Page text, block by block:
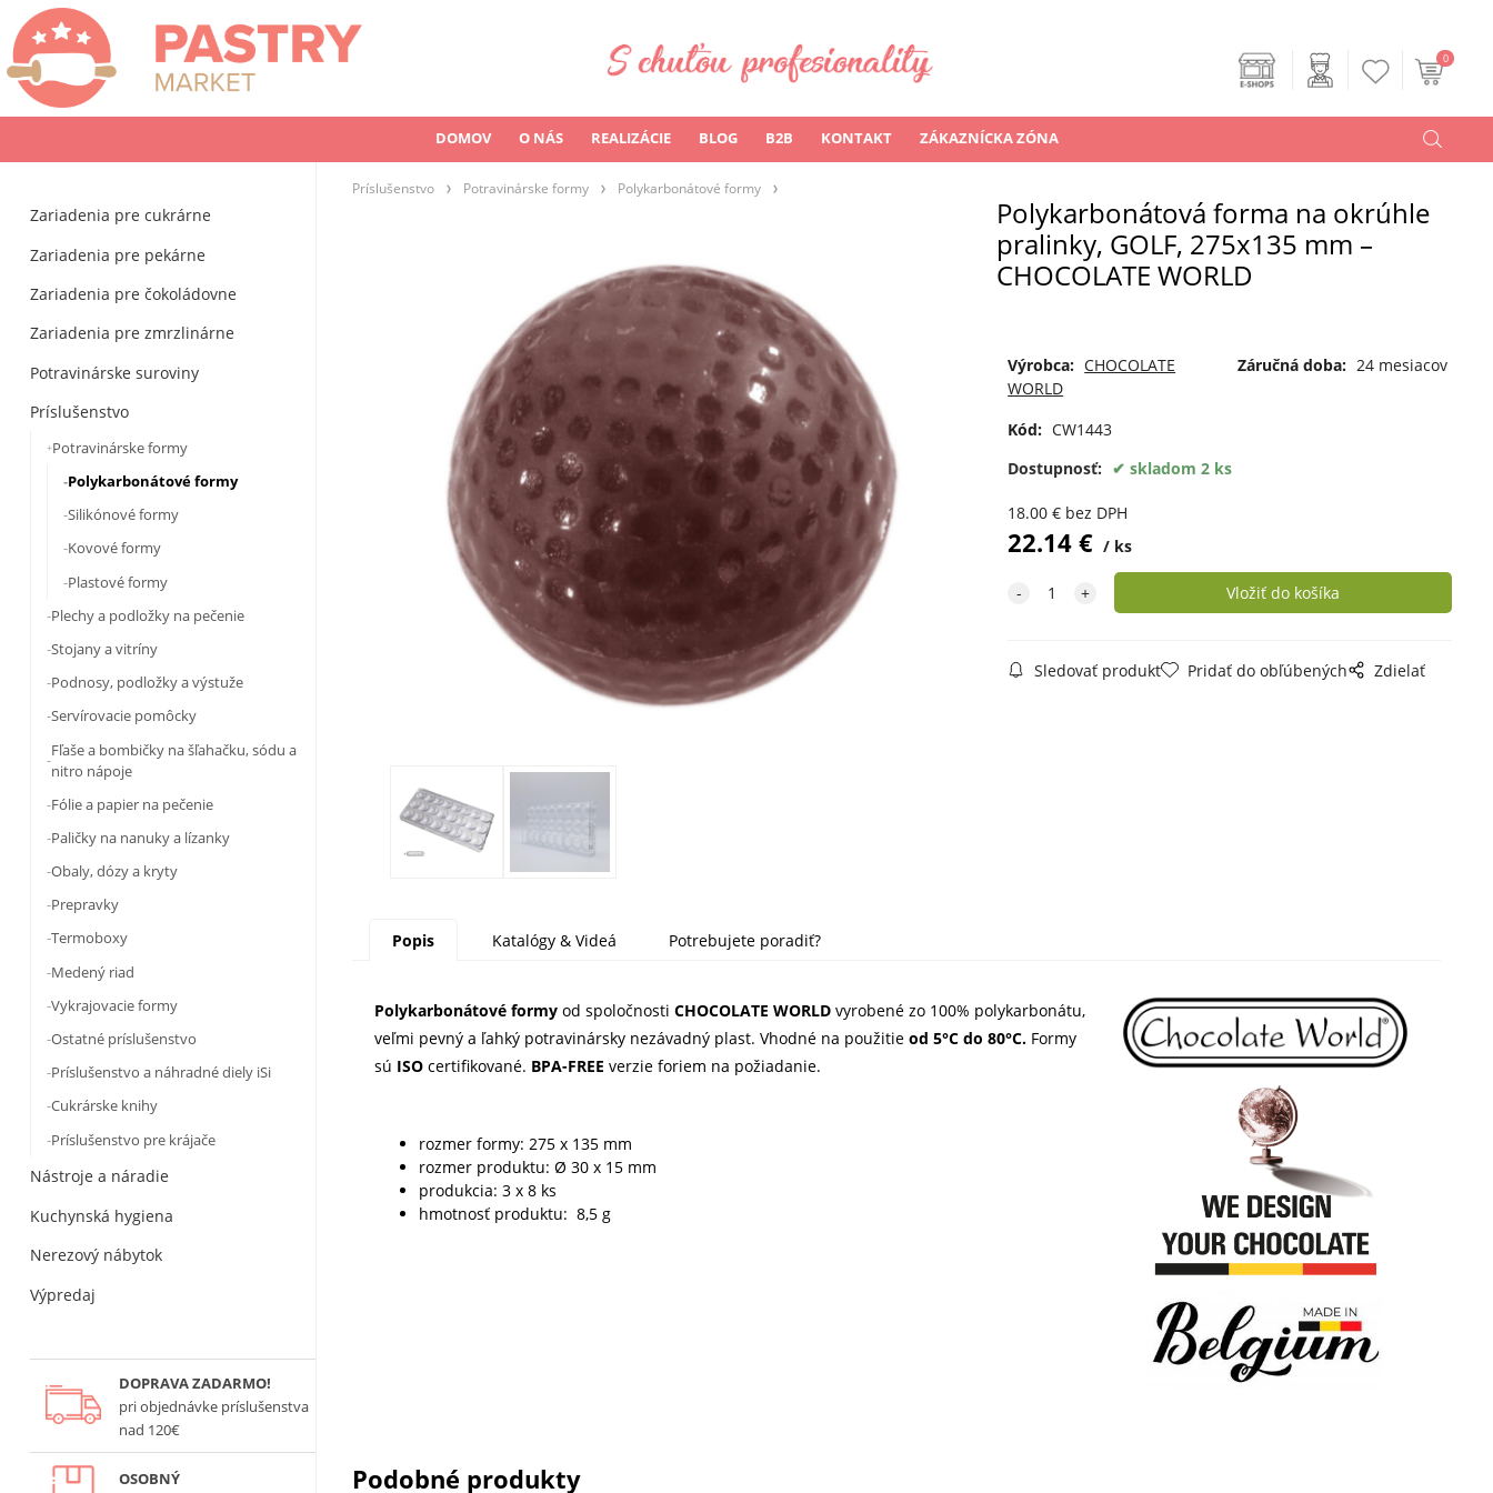
DOMOV O NÁS REALIZÁCIE BLOG B2B KONTAKT ZÁKAZNÍCKA ZÓNA
0
Zariadenia pre cukrárne
Zariadenia pre pekárne
Zariadenia pre čokoládovne
Zariadenia pre zmrzlinárne
Potravinárske suroviny
Príslušenstvo
Potravinárske formy
Polykarbonátové formy
Silikónové formy
Kovové formy
Plastové formy
Plechy a podložky na pečenie
Stojany a vitríny
Podnosy, podložky a výstuže
Servírovacie pomôcky
Fľaše a bombičky na šľahačku, sódu a
nitro nápoje
Fólie a papier na pečenie
Paličky na nanuky a lízanky
Obaly, dózy a kryty
Prepravky
Termoboxy
Medený riad
Vykrajovacie formy
Ostatné príslušenstvo
Príslušenstvo a náhradné diely iSi
Cukrárske knihy
Príslušenstvo pre krájače
Nástroje a náradie
Kuchynská hygiena
Nerezový nábytok
Výpredaj
DOPRAVA ZADARMO!
pri objednávke príslušenstva
nad 120€
OSOBNÝ
Príslušenstvo Potravinárske formy Polykarbonátové formy
Polykarbonátová forma na okrúhle
pralinky, GOLF, 275x135 mm –
CHOCOLATE WORLD
Výrobca: CHOCOLATE
WORLD
Záručná doba: 24 mesiacov
Kód: CW1443
Dostupnosť:
skladom 2 ks
18.00 € bez DPH
22.14€ ks
Sledovať produkt Pridať do obľúbených Zdielať
Popis Katalógy & Videá Potrebujete poradiť?
Polykarbonátové formyod spoločnostiCHOCOLATE WORLD vyrobené zo 100% polykarbonátu,
veľmi pevný a ľahký potravinársky nezávadný plast.Vhodné na použitieod 5°C do 80°C. Formy
sú ISO certifikované. BPA-FREEverzie foriem na požiadanie.
rozmer formy: 275 x 135 mm
rozmer produktu: Ø 30 x 15 mm
produkcia: 3 x 8 ks
hmotnosť produktu: 8,5 g
Podobné produkty